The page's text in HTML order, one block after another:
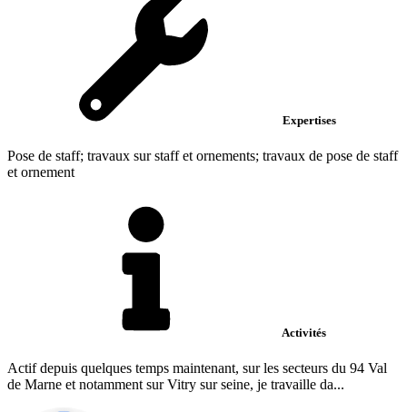
Expertises
Pose de staff; travaux sur staff et ornements; travaux de pose de staff
et ornement
Activités
Actif depuis quelques temps maintenant, sur les secteurs du 94 Val
de Marne et notamment sur Vitry sur seine, je travaille da...